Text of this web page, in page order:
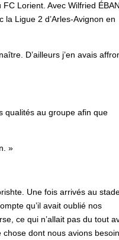
Lorient. Avec Wilfried
la Ligue 2 d’Arles-Avignon en
D’ailleurs j’en avais
qualités au groupe afin que
»
Une fois arrivés au
qu’il avait oublié nos
ce qui n’allait pas du tout
dont nous avions